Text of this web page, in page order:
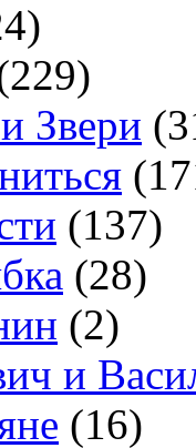
Звери
(137)
(28)
(2)
и
(16)